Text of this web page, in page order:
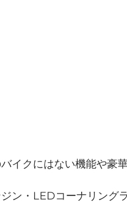
イクにはない機能や豪
ン・LEDコーナリング